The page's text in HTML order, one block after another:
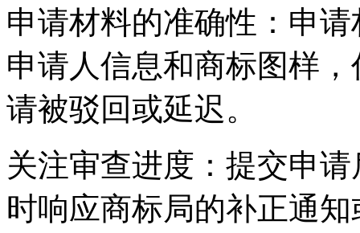
申请材料的准确性‌：申
申请人信息和商标图样
请被驳回或延迟。
关注审查进度‌：提交申
时响应商标局的补正通